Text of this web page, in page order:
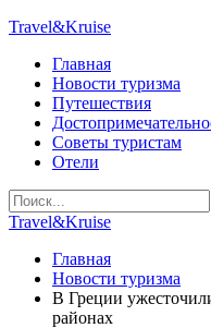
Travel&Kruise
Главная
Новости туризма
Путешествия
Советы туристам
Отели
Travel&Kruise
Главная
Новости туризма
В Греции
районах